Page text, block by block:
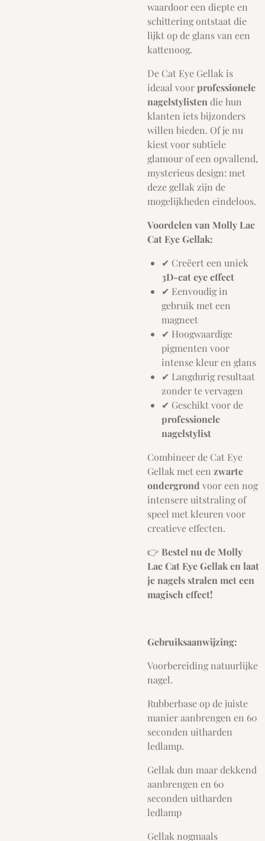
waardoor een diepte en
schittering ontstaat die
lijkt op de glans van een
kattenoog.
De Cat Eye Gellak is
ideaal voor professionele
nagelstylisten die hun
klanten iets bijzonders
willen bieden. Of je nu
kiest voor subtiele
glamour of een opvallend,
mysterieus design: met
deze gellak zijn de
mogelijkheden eindeloos.
Voordelen van Molly Lac
Cat Eye Gellak:
✔ Creëert een uniek
3D-cat eye effect
✔ Eenvoudig in
gebruik met een
magneet
✔ Hoogwaardige
pigmenten voor
intense kleur en glans
✔ Langdurig resultaat
zonder te vervagen
✔ Geschikt voor de
professionele
nagelstylist
Combineer de Cat Eye
Gellak met een zwarte
ondergrond voor een nog
intensere uitstraling of
speel met kleuren voor
creatieve effecten.
👉 Bestel nu de Molly
Lac Cat Eye Gellak en laat
je nagels stralen met een
magisch effect!
Gebruiksaanwijzing:
Voorbereiding natuurlijke
nagel.
Rubberbase op de juiste
manier aanbrengen en 60
seconden uitharden
ledlamp.
Gellak dun maar dekkend
aanbrengen en 60
seconden uitharden
ledlamp
Gellak nogmaals